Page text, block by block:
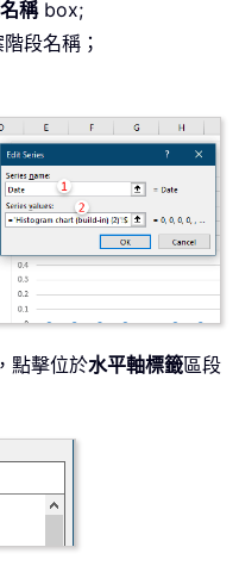
稱box;
段名稱；
點擊位於水平軸標籤區段